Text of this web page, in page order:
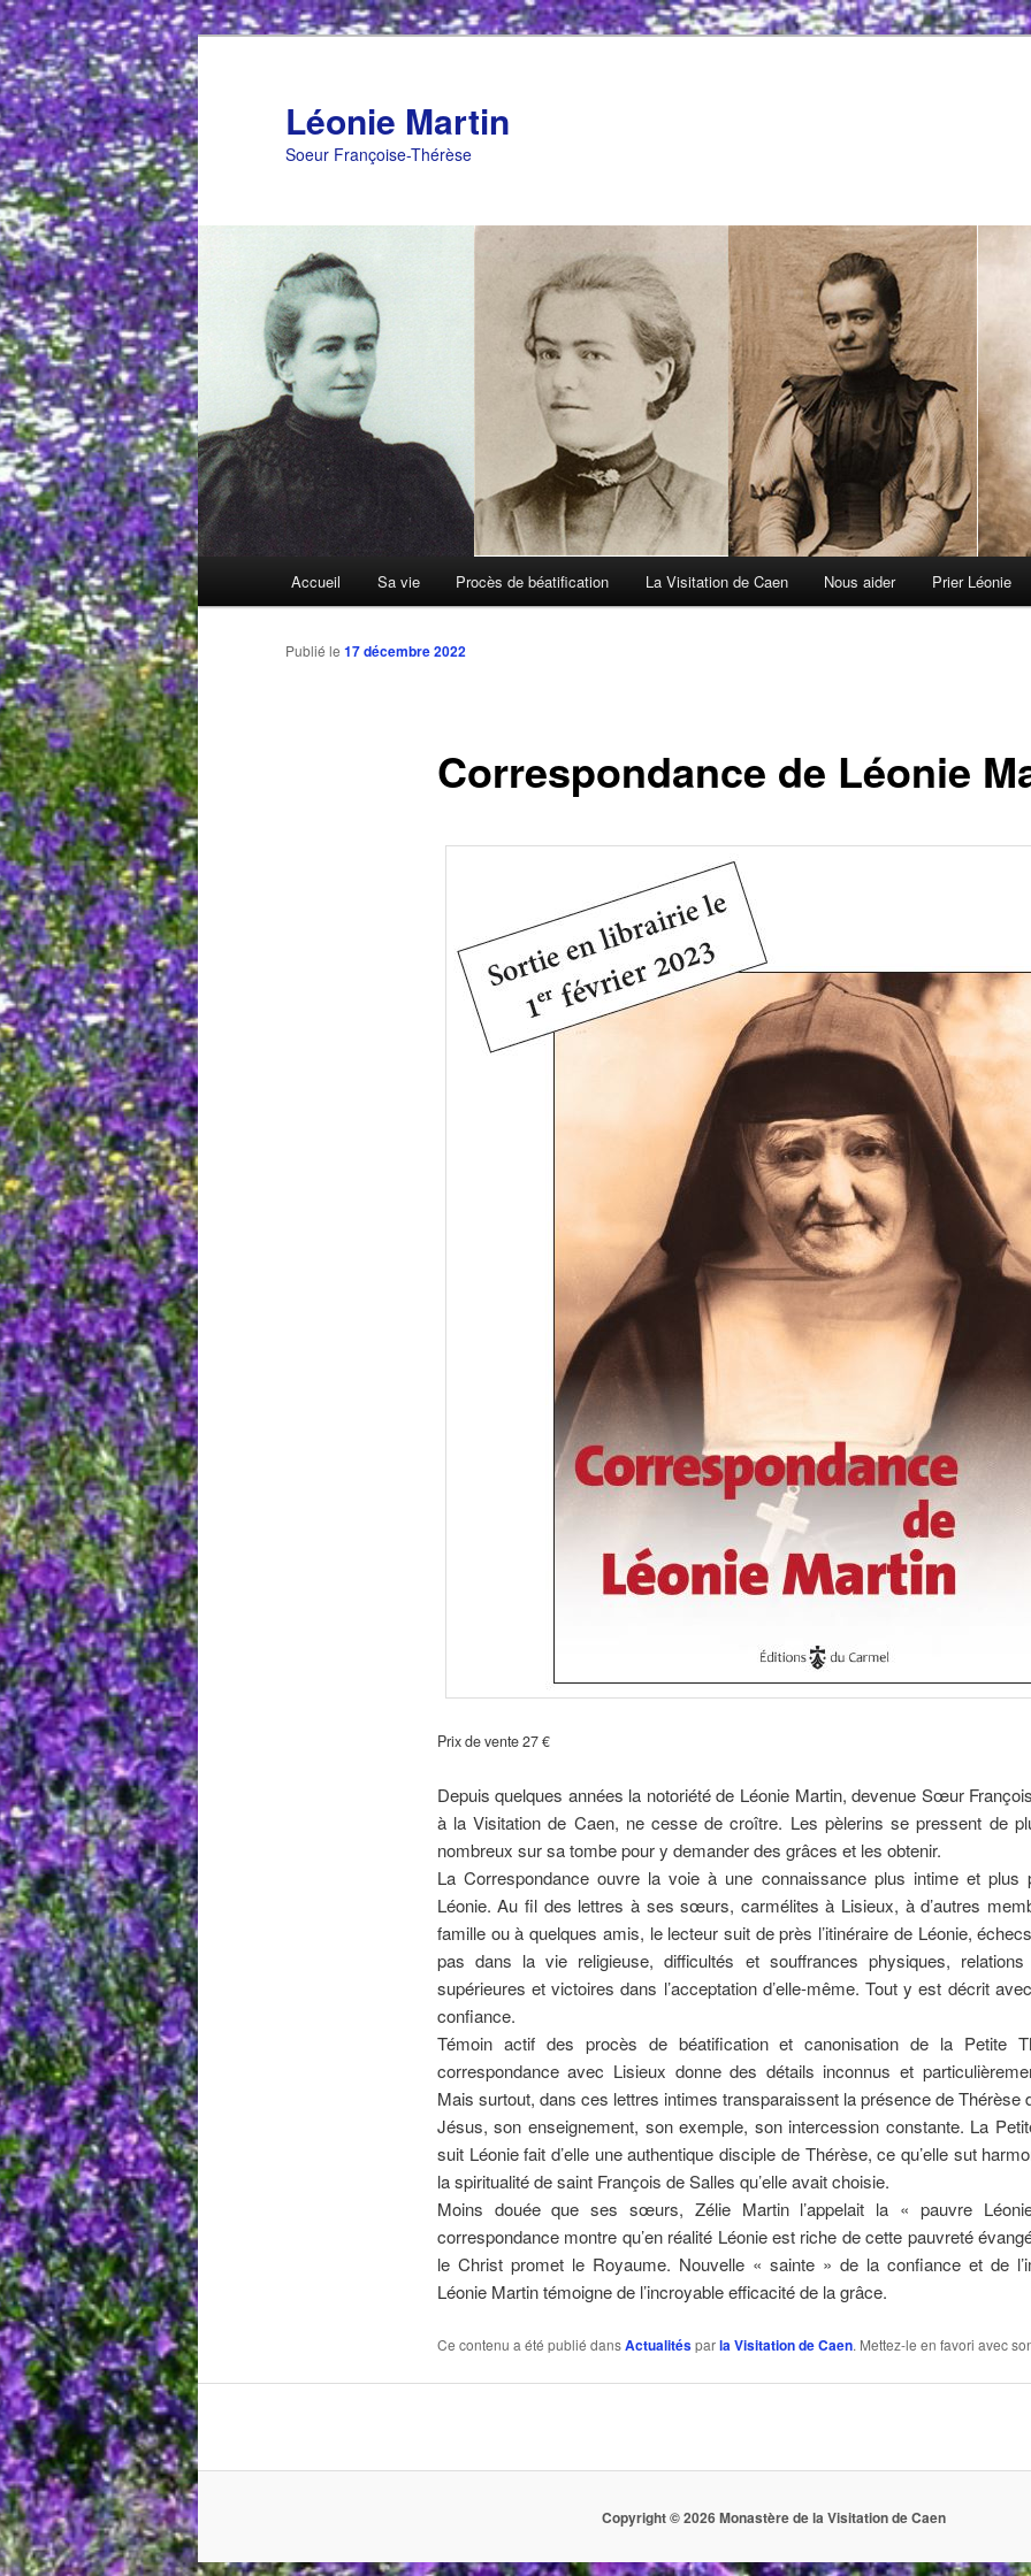
Aller
au
contenu
principal
Léonie Martin
Soeur Françoise-Thérèse
Accueil Sa vie Procès de béatification La Visitation de Caen Nous aider Prier Léonie
Correspondance de Léonie
Publié le 17 décembre 2022
Prix de vente 27 €
Depuis quelques années la notoriété de Léonie Martin, devenue Sœur
à la Visitation de Caen, ne cesse de croître. Les pèlerins se pressent de
nombreux sur sa tombe pour y demander des grâces et les obtenir.
La Correspondance ouvre la voie à une connaissance plus intime et plus
Léonie. Au fil des lettres à ses sœurs, carmélites à Lisieux, à d’autres
famille ou à quelques amis, le lecteur suit de près l’itinéraire de Léonie,
pas dans la vie religieuse, difficultés et souffrances physiques,
supérieures et victoires dans l’acceptation d’elle-même. Tout y est décrit
confiance.
Témoin actif des procès de béatification et canonisation de la Petite
correspondance avec Lisieux donne des détails inconnus et
Mais surtout, dans ces lettres intimes transparaissent la présence de Thérèse
Jésus, son enseignement, son exemple, son intercession constante. La
suit Léonie fait d’elle une authentique disciple de Thérèse, ce qu’elle sut
la spiritualité de saint François de Salles qu’elle avait choisie.
Moins douée que ses sœurs, Zélie Martin l’appelait la « pauvre
correspondance montre qu’en réalité Léonie est riche de cette pauvreté
le Christ promet le Royaume. Nouvelle « sainte » de la confiance et de
Léonie Martin témoigne de l’incroyable efficacité de la grâce.
Ce contenu a été publié dansActualitésparla Visitation de Caen. Mettez-le en favori avec
Copyright © 2026 Monastère de la Visitation de Caen